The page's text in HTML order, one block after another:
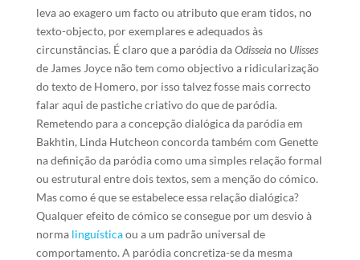
leva ao exagero um facto ou atributo que eram tidos, no
texto-objecto, por exemplares e adequados às
circunstâncias. É claro que a paródia daOdisseiano Ulisses
de James Joyce não tem como objectivo a ridicularização
do texto de Homero, por isso talvez fosse mais correcto
falar aqui de pastiche criativo do que de paródia.
Remetendo para a concepção dialógica da paródia em
Bakhtin, Linda Hutcheon concorda também com Genette
na definição da paródia como uma simples relação formal
ou estrutural entre dois textos, sem a menção do cómico.
Mas como é que se estabelece essa relação dialógica?
Qualquer efeito de cómico se consegue por um desvio à
norma linguísticaou a um padrão universal de
comportamento. A paródia concretiza-se da mesma